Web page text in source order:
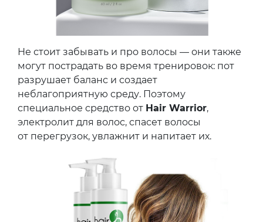
Не стоит забывать и про волосы — они также
могут пострадать во время тренировок: пот
разрушает баланс и создает
неблагоприятную среду. Поэтому
специальное средство от Hair Warrior,
электролит для волос, спасет волосы
от перегрузок, увлажнит и напитает их.